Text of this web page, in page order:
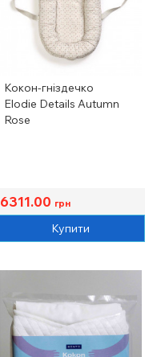
Кокон-гніздечко
Elodie Details Autumn
Rose
6311.00 грн
Купити